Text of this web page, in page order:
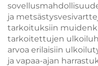
ja
tarkoituksiin
tarkoitettujen
arvoa erilaisiin
ja vapaa-ajan